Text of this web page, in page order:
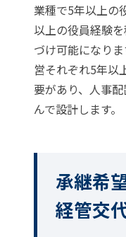
業種で5年以上の
以上の役員経験
づけ可能になり
営それぞれ5年以
要があり、人事
んで設計します。
承継希
経管交